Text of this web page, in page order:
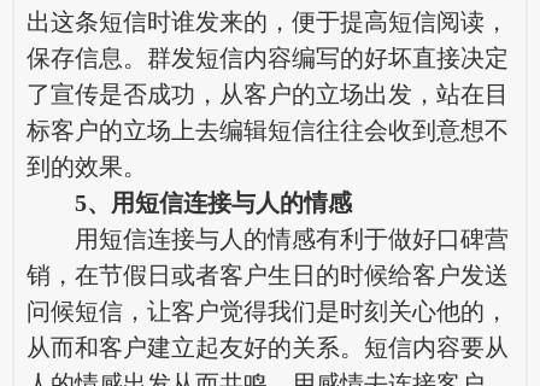
出这条短信时谁发来的，便于提高短信阅读，
保存信息。群发短信内容编写的好坏直接决定
了宣传是否成功，从客户的立场出发，站在目
标客户的立场上去编辑短信往往会收到意想不
到的效果。
5、用短信连接与人的情感
用短信连接与人的情感有利于做好口碑营
销，在节假日或者客户生日的时候给客户发送
问候短信，让客户觉得我们是时刻关心他的，
从而和客户建立起友好的关系。短信内容要从